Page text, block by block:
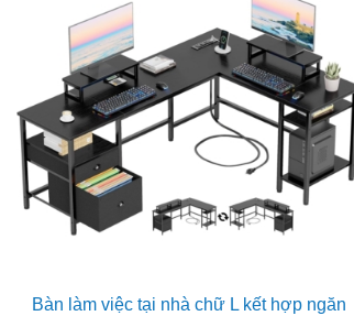
Bàn làm việc tại nhà chữ L kết hợp ngăn